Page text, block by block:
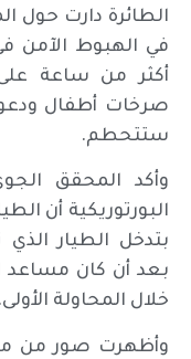
الطائرة دارت حول
أكثر من ساعة
صرخات أطفال
ستتحطم.
البورتوريكية أن
بتدخل الطيار الذي
بعد أن كان مساعد
خلال المحاولة الأولى.
وأظهرت صور من